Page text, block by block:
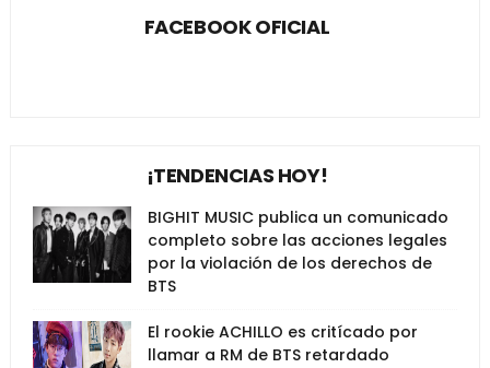
FACEBOOK OFICIAL
¡TENDENCIAS HOY!
BIGHIT MUSIC publica un comunicado
completo sobre las acciones legales
por la violación de los derechos de
BTS
El rookie ACHILLO es critícado por
llamar a RM de BTS retardado